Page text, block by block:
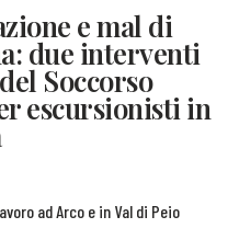
e mal di
due interventi
Soccorso
escursionisti in
ad Arco e in Val di Peio